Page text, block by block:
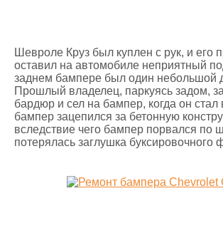
Шевроле Круз был куплен с рук, и его
оставил на автомобиле неприятный
заднем бампере был один небольшой
Прошлый владелец, паркуясь задом,
бардюр и сел на бампер, когда он стал
бампер зацепился за бетонную
вследствие чего бампер порвался по
потерялась заглушка буксировочного